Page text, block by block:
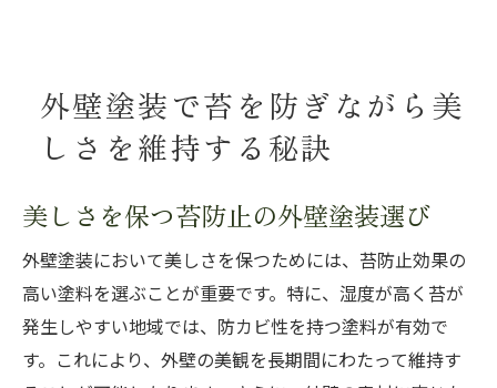
外壁塗装で苔を防ぎながら美
しさを維持する秘訣
美しさを保つ苔防止の外壁塗装選び
外壁塗装において美しさを保つためには、苔防止効果の
高い塗料を選ぶことが重要です。特に、湿度が高く苔が
発生しやすい地域では、防カビ性を持つ塗料が有効で
す。これにより、外壁の美観を長期間にわたって維持す